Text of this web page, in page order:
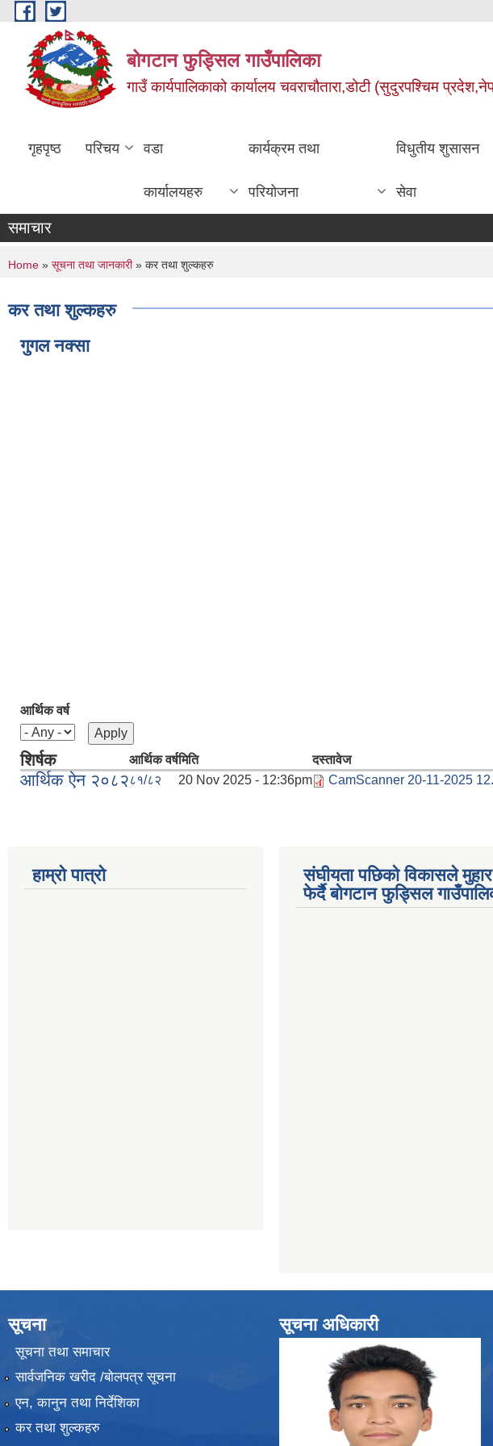
Skip to main content
बोगटान फुड्सिल गाउँपालिका
गाउँ कार्यपालिकाको कार्यालय चवराचौतारा,डोटी (सुदुरपश्चिम
गृहपृष्ठ परिचय वडा
कार्यालयहरु
कार्यक्रम तथा
परियोजना
विधुतीय शुसासन
सेवा
समाचार
You are here
Home » सूचना तथा जानकारी» कर तथा शुल्कहरु
कर तथा शुल्कहरु
गुगल नक्सा
आर्थिक वर्ष
शिर्षक आर्थिक वर्षमिति दस्तावेज
आर्थिक ऐन २०८२८१/८२ 20 Nov 2025 - 12:36pm CamScanner 20-11-2025
हाम्रो पात्रो
संघीयता पछिको विकासले मुहार
फेर्दै बोगटान फुड्सिल
सूचना
सूचना तथा समाचार
सार्वजनिक खरीद /बोलपत्र सूचना
एन, कानुन तथा निर्देशिका
कर तथा शुल्कहरु
सूचना अधिकारी